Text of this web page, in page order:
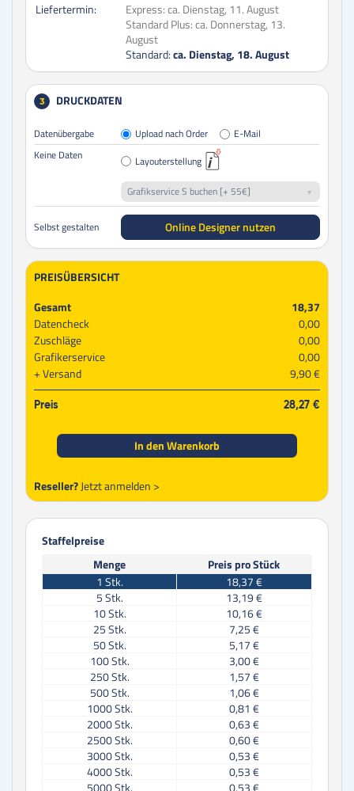
Liefertermin: Express: ca. Dienstag, 11. August
Standard Plus: ca. Donnerstag, 13.
August
Standard: ca. Dienstag, 18. August
3 DRUCKDATEN
Datenübergabe Upload nach Order
E-Mail
Keine Daten
Layouterstellung
Grafikservice S buchen [+ 55€]
Selbst gestalten Online Designer nutzen
PREISÜBERSICHT
Gesamt
18,37
Datencheck
0,00
Zuschläge
0,00
Grafikerservice
0,00
Versand
9,90 €
Preis 28,27 €
In den Warenkorb
Reseller?Jetzt anmelden >
Staffelpreise
Menge
Preis pro Stück
1 Stk.
18,37 €
5Stk.
13,19 €
10Stk.
10,16 €
25Stk.
7,25 €
50Stk.
5,17 €
100Stk.
3,00 €
250Stk.
1,57 €
500Stk.
1,06 €
1000Stk.
0,81 €
2000Stk.
0,63 €
2500Stk.
0,60 €
3000Stk.
0,53 €
4000Stk.
0,53 €
5000Stk. 0,53 €